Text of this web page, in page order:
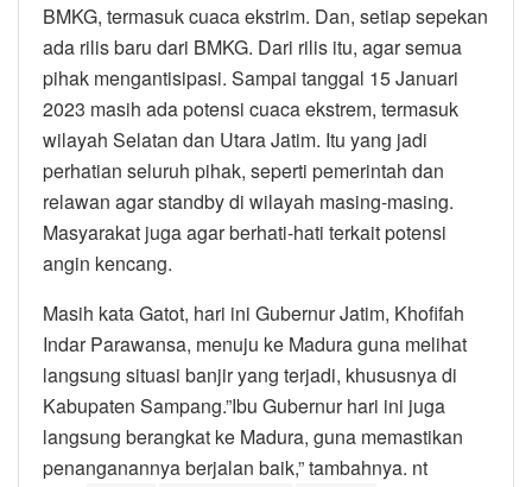
BMKG, termasuk cuaca ekstrim. Dan, setiap sepekan
ada rilis baru dari BMKG. Dari rilis itu, agar semua
pihak mengantisipasi. Sampai tanggal 15 Januari
2023 masih ada potensi cuaca ekstrem, termasuk
wilayah Selatan dan Utara Jatim. Itu yang jadi
perhatian seluruh pihak, seperti pemerintah dan
relawan agar standby di wilayah masing-masing.
Masyarakat juga agar berhati-hati terkait potensi
angin kencang.
Masih kata Gatot, hari ini Gubernur Jatim, Khofifah
Indar Parawansa, menuju ke Madura guna melihat
langsung situasi banjir yang terjadi, khususnya di
Kabupaten Sampang.”Ibu Gubernur hari ini juga
langsung berangkat ke Madura, guna memastikan
penanganannya berjalan baik,” tambahnya. nt